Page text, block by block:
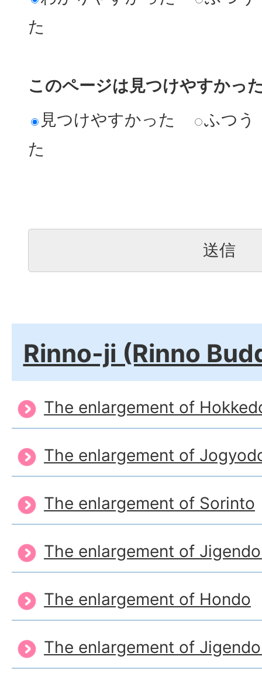
た
このページは見つけやすかっ
見つけやすかった
ふつう
た
Rinno-ji (Rinno
The enlargement of
The enlargement of
The enlargement of Sorinto
The enlargement of
The enlargement of Hondo
The enlargement of